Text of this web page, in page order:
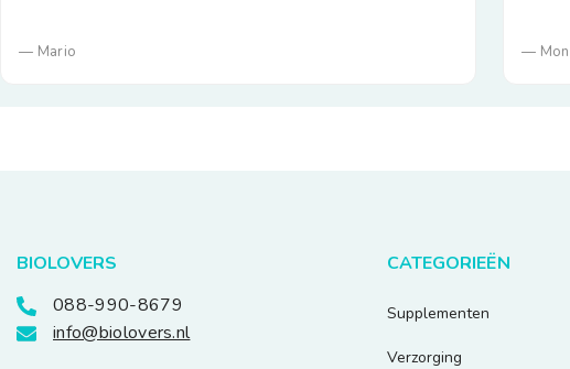
— Mario —
BIOLOVERS
088-990-8679
info@biolovers.nl
CATEGORIEËN
Supplementen
Verzorging